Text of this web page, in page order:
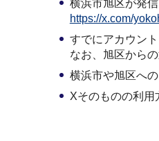
横浜市旭区が発
https://x.com/
すでにアカウン
なお、旭区から
横浜市や旭区へ
Xそのものの利用